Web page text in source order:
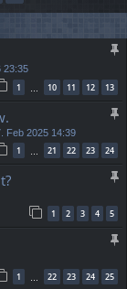
23:35
1 10 11 12 13
Feb 2025 14:39
1 21 22 23 24
1 2 3 4 5
1 22 23 24 25